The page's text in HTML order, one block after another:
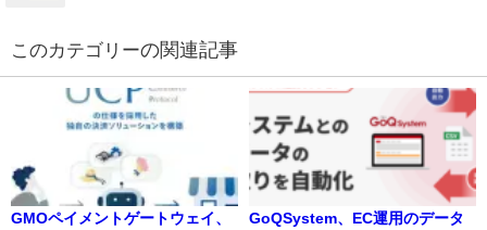
の関連記事
GMOペイメントゲートウェイ、
GoQSystem、EC運用のデータ